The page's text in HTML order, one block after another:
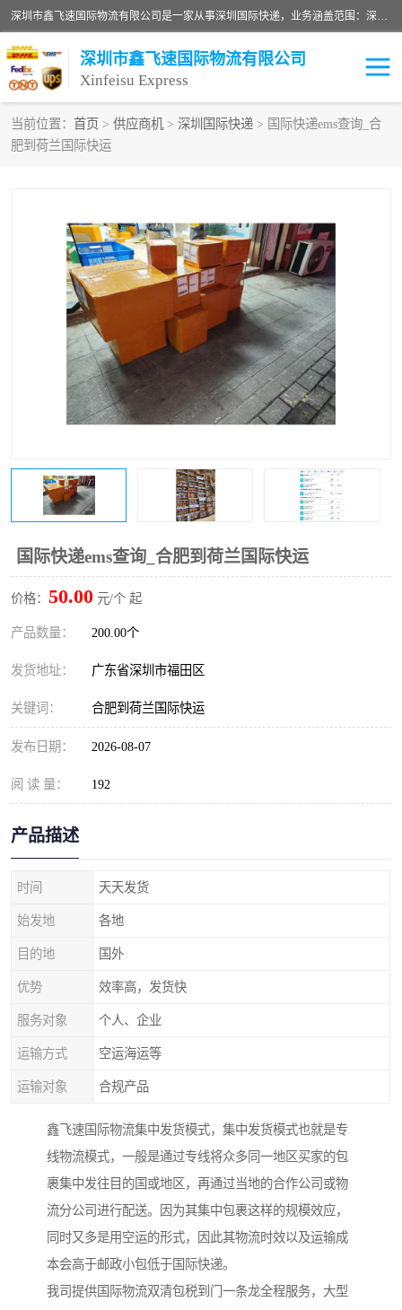
深圳市鑫飞速国际物流有限公司是一家从事深圳国际快递，业务涵盖范围：深圳DHL国际快递、深圳国际快递公司、深圳国际物流公司、深圳国际快递、深圳DHL国际快递电话可拨打全国服务热线：15019287411。欢迎各位亲来人来电到我司洽谈合作。
深圳市鑫飞速国际物流有限公司
Xinfeisu Express
当前位置： 首页 > 供应商机 > 深圳国际快递 > 国际快递ems查询_合
肥到荷兰国际快运
国际快递ems查询_合肥到荷兰国际快运
价格： 50.00 元/个 起
产品数量： 200.00个
发货地址： 广东省深圳市福田区
关键词： 合肥到荷兰国际快运
发布日期： 2026-08-07
阅 读 量： 192
产品描述
时间 天天发货
始发地 各地
目的地 国外
优势 效率高，发货快
服务对象 个人、企业
运输方式 空运海运等
运输对象 合规产品
鑫飞速国际物流集中发货模式，集中发货模式也就是专
线物流模式，一般是通过专线将众多同一地区买家的包
裹集中发往目的国或地区，再通过当地的合作公司或物
流分公司进行配送。因为其集中包裹这样的规模效应，
同时又多是用空运的形式，因此其物流时效以及运输成
本会高于邮政小包低于国际快递。
我司提供国际物流双清包税到门一条龙全程服务，大型
联邦快递
深圳DHL国际快递 伊朗快递
UPS国际快递 深圳国际快递公司
深圳国际物流公司 深圳国际快递电话
DHL国际快递电话 深圳国际快递
新能源电池出口物流